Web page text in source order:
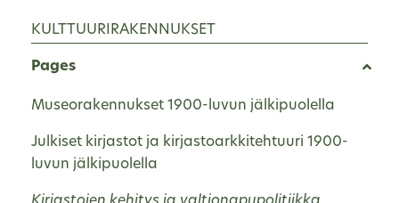
KULTTUURIRAKENNUKSET
Pages
Museorakennukset 1900-luvun jälkipuolella
Julkiset kirjastot ja kirjastoarkkitehtuuri 1900-
luvun jälkipuolella